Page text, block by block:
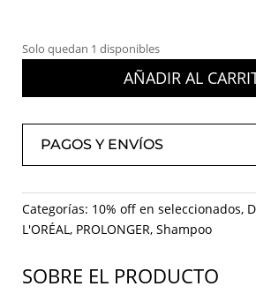
Solo quedan 1 disponibles
AÑADIR AL
PAGOS Y ENVÍOS
Categorías: 10% off en seleccionados,
L'ORÉAL , PROLONGER, Shampoo
SOBRE EL PRODUCTO